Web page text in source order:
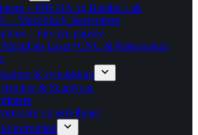
– PRUSA og Bambu Lab
+ Makeblock lasercuttere
– din nye papsav
Laser+CNC & Makerspace
& symaskiner
Brother & ScanNcut
og akrylbøjer